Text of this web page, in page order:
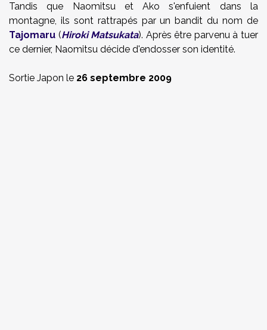
Tandis que Naomitsu et Ako s'enfuient dans la
montagne, ils sont rattrapés par un bandit du nom de
Tajomaru (Hiroki Matsukata). Après être parvenu à tuer
ce dernier, Naomitsu décide d'endosser son identité.
Sortie Japon le 26 septembre 2009